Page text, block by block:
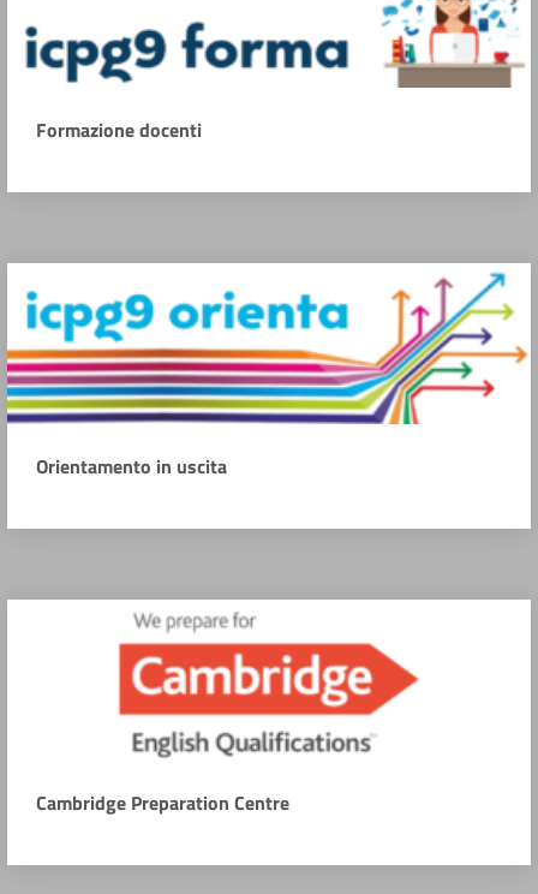
Formazione docenti
Orientamento in uscita
Cambridge Preparation Centre